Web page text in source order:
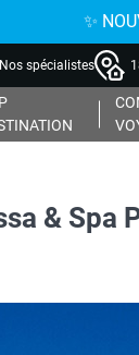
✨
Nos spécialistes
& Spa